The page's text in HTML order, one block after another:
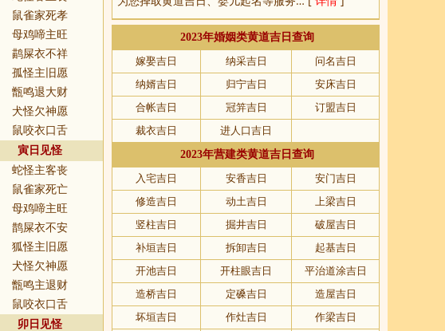
鼠雀家死孝
母鸡啼主旺
鹋屎衣不祥
孤怪主旧愿
甑鸣退大财
犬怪欠神愿
鼠咬衣口舌
寅日见怪
蛇怪主客丧
鼠雀家死亡
母鸡啼主旺
鹊屎衣不安
狐怪主旧愿
犬怪欠神愿
甑鸣主退财
鼠咬衣口舌
卯日见怪
2023年婚姻类黄道吉日查询
嫁娶吉日
纳采吉日
问名吉日
纳婿吉日
归宁吉日
安床吉日
合帐吉日
冠笄吉日
订盟吉日
裁衣吉日
进人口吉日
2023年营建类黄道吉日查询
入宅吉日
安香吉日
安门吉日
修造吉日
动土吉日
上梁吉日
竖柱吉日
掘井吉日
破屋吉日
补垣吉日
拆卸吉日
起基吉日
开池吉日
开柱眼吉日
平治道涂吉日
造桥吉日
定磉吉日
造屋吉日
坏垣吉日
作灶吉日
作梁吉日